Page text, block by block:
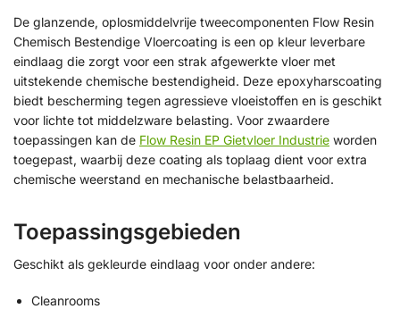
De glanzende, oplosmiddelvrije tweecomponenten Flow Resin
Chemisch Bestendige Vloercoating is een op kleur leverbare
eindlaag die zorgt voor een strak afgewerkte vloer met
uitstekende chemische bestendigheid. Deze epoxyharscoating
biedt bescherming tegen agressieve vloeistoffen en is geschikt
voor lichte tot middelzware belasting. Voor zwaardere
toepassingen kan de Flow Resin EP Gietvloer Industrie worden
toegepast, waarbij deze coating als toplaag dient voor extra
chemische weerstand en mechanische belastbaarheid.
Toepassingsgebieden
Geschikt als gekleurde eindlaag voor onder andere:
Cleanrooms